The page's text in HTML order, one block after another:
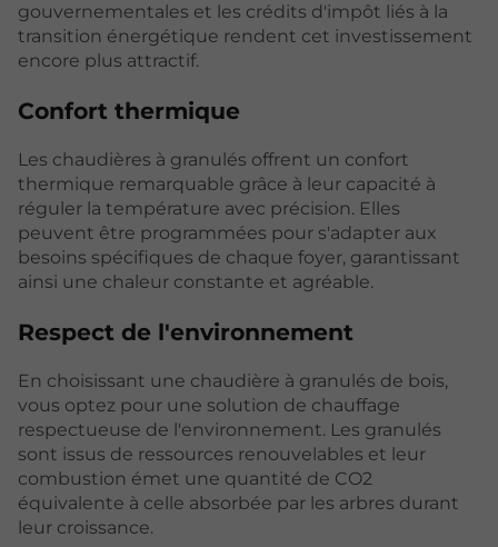
gouvernementales et les crédits d'impôt liés à la
transition énergétique rendent cet investissement
encore plus attractif.
Confort thermique
Les chaudières à granulés offrent un confort
thermique remarquable grâce à leur capacité à
réguler la température avec précision. Elles
peuvent être programmées pour s'adapter aux
besoins spécifiques de chaque foyer, garantissant
ainsi une chaleur constante et agréable.
Respect de l'environnement
En choisissant une chaudière à granulés de bois,
vous optez pour une solution de chauffage
respectueuse de l'environnement. Les granulés
sont issus de ressources renouvelables et leur
combustion émet une quantité de CO2
équivalente à celle absorbée par les arbres durant
leur croissance.